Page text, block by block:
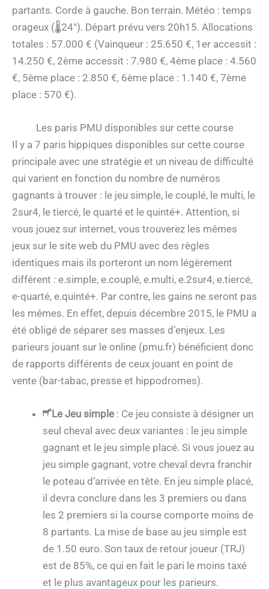
partants. Corde à gauche. Bon terrain. Météo : temps
orageux (🌡24°). Départ prévu vers 20h15. Allocations
totales : 57.000 € (Vainqueur : 25.650 €, 1er accessit :
14.250 €, 2ème accessit : 7.980 €, 4ème place : 4.560
€, 5ème place : 2.850 €, 6ème place : 1.140 €, 7ème
place : 570 €).
Les paris PMU disponibles sur cette course
Il y a 7 paris hippiques disponibles sur cette course
principale avec une stratégie et un niveau de difficulté
qui varient en fonction du nombre de numéros
gagnants à trouver : le jeu simple, le couplé, le multi, le
2sur4, le tiercé, le quarté et le quinté+. Attention, si
vous jouez sur internet, vous trouverez les mêmes
jeux sur le site web du PMU avec des règles
identiques mais ils porteront un nom légèrement
différent : e.simple, e.couplé, e.multi, e.2sur4, e.tiercé,
e-quarté, e.quinté+. Par contre, les gains ne seront pas
les mêmes. En effet, depuis décembre 2015, le PMU a
été obligé de séparer ses masses d’enjeux. Les
parieurs jouant sur le online (pmu.fr) bénéficient donc
de rapports différents de ceux jouant en point de
vente (bar-tabac, presse et hippodromes).
Le Jeu simple : Ce jeu consiste à désigner un
seul cheval avec deux variantes : le jeu simple
gagnant et le jeu simple placé. Si vous jouez au
jeu simple gagnant, votre cheval devra franchir
le poteau d’arrivée en tête. En jeu simple placé,
il devra conclure dans les 3 premiers ou dans
les 2 premiers si la course comporte moins de
8 partants. La mise de base au jeu simple est
de 1.50 euro. Son taux de retour joueur (TRJ)
est de 85%, ce qui en fait le pari le moins taxé
et le plus avantageux pour les parieurs.